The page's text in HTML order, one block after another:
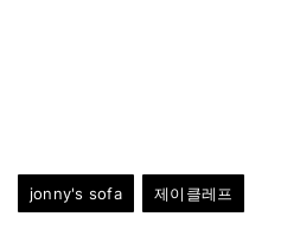
jonny's sofa 제이클레프